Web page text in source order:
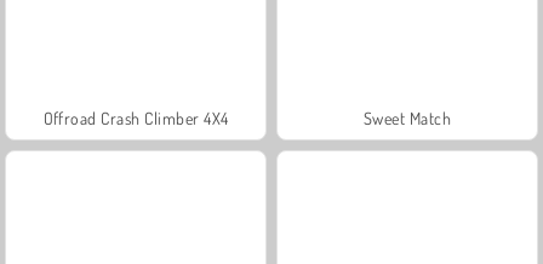
Offroad Crash Climber 4X4 Sweet Match